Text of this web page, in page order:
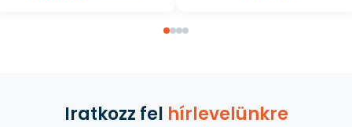
Iratkozz fel hírlevelünkre